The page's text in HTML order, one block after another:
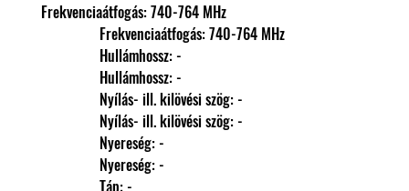
Frekvenciaátfogás: 740-764 MHz
                Frekvenciaátfogás: 740-764 MHz
                Hullámhossz: -
                Hullámhossz: -
                Nyílás- ill. kilövési szög: -
                Nyílás- ill. kilövési szög: -
                Nyereség: -
                Nyereség: -
                Táp: -